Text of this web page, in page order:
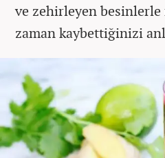
ve zehirleyen besinlerle
zaman kaybettiğinizi